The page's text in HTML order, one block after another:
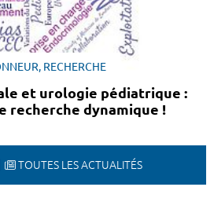
RECHERCHE
et urologie pédiatrique :
recherche dynamique !
TOUTES LES ACTUALITÉS